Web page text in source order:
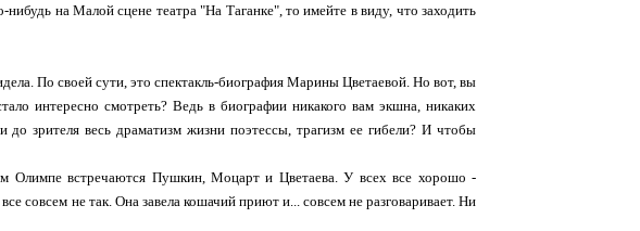
нибудь на Малой сцене театра "На Таганке", то имейте в виду, что заходить
По своей сути, это спектакль-биография Марины Цветаевой. Но вот, вы
интересно смотреть? Ведь в биографии никакого вам экшна, никаких
зрителя весь драматизм жизни поэтессы, трагизм ее гибели? И чтобы
Олимпе встречаются Пушкин, Моцарт и Цветаева. У всех все хорошо -
не так. Она завела кошачий приют и... совсем не разговаривает. Ни